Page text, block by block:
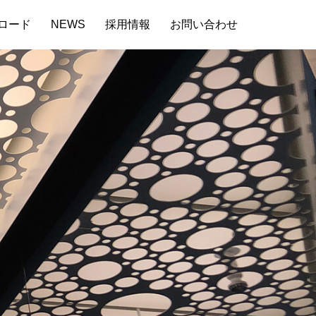
ード NEWS 採用情報 お問い合わせ